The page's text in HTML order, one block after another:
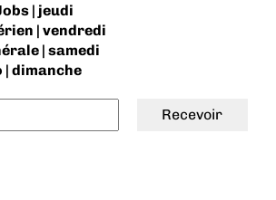
| jeudi
| vendredi
| samedi
| dimanche